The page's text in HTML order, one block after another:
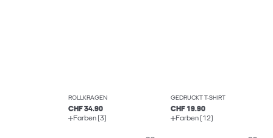
ROLLKRAGEN
CHF 34.90
Farben (3)
GEDRUCKT T-SHIRT
CHF 19.90
Farben (12)